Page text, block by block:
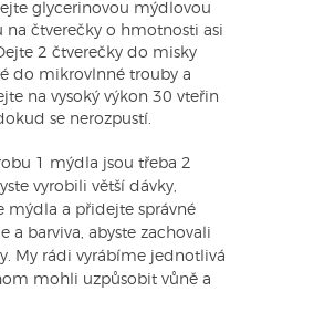
glycerinovou mýdlovou
na čtverečky o hmotnosti asi
2 čtverečky do misky
do mikrovlnné trouby a
na vysoký výkon 30 vteřin
se nerozpustí.
1 mýdla jsou třeba 2
vyrobili větší dávky,
mýdla a přidejte správné
a barviva, abyste zachovali
My rádi vyrábíme jednotlivá
mohli uzpůsobit vůně a